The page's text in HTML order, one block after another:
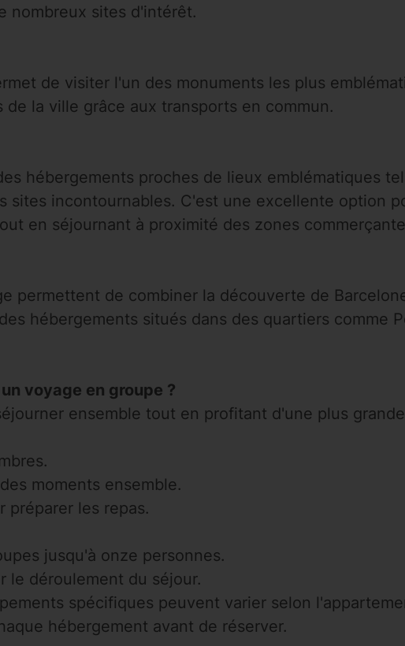
nombreux sites d'intérêt.
de visiter l'un des monuments les plus
la ville grâce aux transports en commun.
hébergements proches de lieux emblématiques
sites incontournables. C'est une excellente option
en séjournant à proximité des zones
permettent de combiner la découverte de
hébergements situés dans des quartiers comme
voyage en groupe ?
ensemble tout en profitant d'une plus
moments ensemble.
préparer les repas.
jusqu'à onze personnes.
le déroulement du séjour.
spécifiques peuvent varier selon
hébergement avant de réserver.